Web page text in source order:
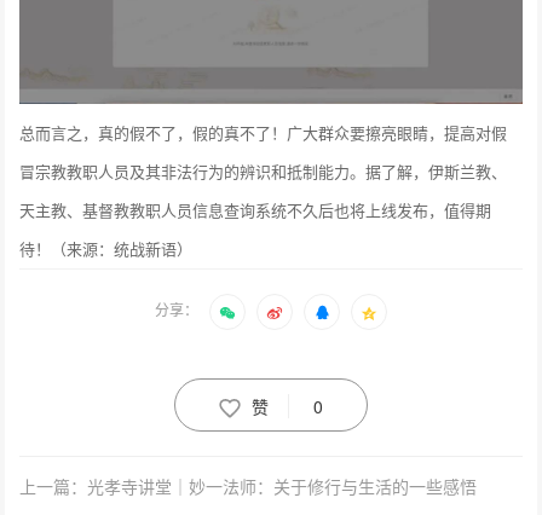
总而言之，真的假不了，假的真不了！广大群众要擦亮眼睛，提高对假
冒宗教教职人员及其非法行为的辨识和抵制能力。据了解，伊斯兰教、
天主教、基督教教职人员信息查询系统不久后也将上线发布，值得期
待！（来源：统战新语）
分享：
赞 0
上一篇：光孝寺讲堂｜妙一法师：关于修行与生活的一些感悟